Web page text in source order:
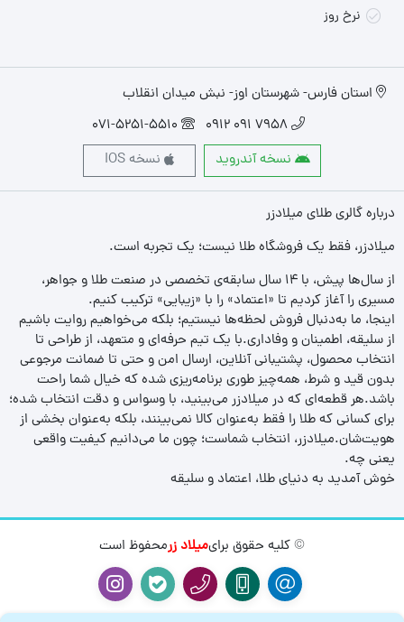
نرخ روز
استان فارس- شهرستان اوز- نبش میدان انقلاب
7958 091 0912
071-5251-5510
نسخه آندروید
نسخه IOS
درباره گالری طلای میلادزر
میلادزر، فقط یک فروشگاه طلا نیست؛ یک تجربه‌ است.
از سال‌ها پیش، با ۱۴ سال سابقه‌ی تخصصی در صنعت طلا و جواهر،
مسیری را آغاز کردیم تا «اعتماد» را با «زیبایی» ترکیب کنیم.
اینجا، ما به‌دنبال فروش لحظه‌ها نیستیم؛ بلکه می‌خواهیم روایت باشیم
از سلیقه، اطمینان و وفاداری.با یک تیم حرفه‌ای و متعهد، از طراحی تا
انتخاب محصول، پشتیبانی آنلاین، ارسال امن و حتی تا ضمانت مرجوعی
بدون قید و شرط، همه‌چیز طوری برنامه‌ریزی شده که خیال شما راحت
باشد.هر قطعه‌ای که در میلادزر می‌بینید، با وسواس و دقت انتخاب شده؛
برای کسانی که طلا را فقط به‌عنوان کالا نمی‌بینند، بلکه به‌عنوان بخشی از
هویت‌شان.میلادزر، انتخاب شماست؛ چون ما می‌دانیم کیفیت واقعی
یعنی چه.
خوش آمدید به دنیای طلا، اعتماد و سلیقه
© کلیه حقوق برایمیلاد زرمحفوظ است